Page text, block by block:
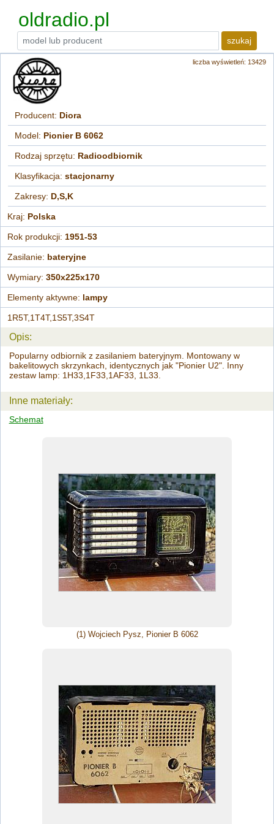
oldradio.pl
szukaj
liczba wyświetleń: 13429
Producent: Diora
Model: Pionier B 6062
Rodzaj sprzętu: Radioodbiornik
Klasyfikacja:stacjonarny
Zakresy: D,S,K
Kraj: Polska
Rok produkcji:1951-53
Zasilanie: bateryjne
Wymiary:350x225x170
Elementy aktywne: lampy
1R5T,1T4T,1S5T,3S4T
Opis:
Popularny odbiornik z zasilaniem bateryjnym. Montowany w
bakelitowych skrzynkach, identycznych jak "Pionier U2". Inny
zestaw lamp: 1H33,1F33,1AF33, 1L33.
Inne materiały:
Schemat
(1) Wojciech Pysz, Pionier B 6062